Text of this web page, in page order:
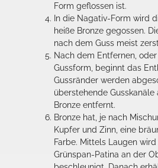
Form geflossen ist.
In die Nagativ-Form wird
heiße Bronze gegossen.
nach dem Guss meist
Nach dem Entfernen,
Gussform, beginnt das
Gussränder werden
überstehende Gusskanäle
Bronze entfernt.
Bronze hat, je nach
Kupfer und Zinn, eine
Farbe. Mittels Laugen
Grünspan-Patina an der